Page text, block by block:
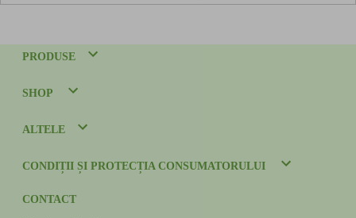
PRODUSE
SHOP
ALTELE
CONDIȚII ȘI PROTECȚIA CONSUMATORULUI
CONTACT